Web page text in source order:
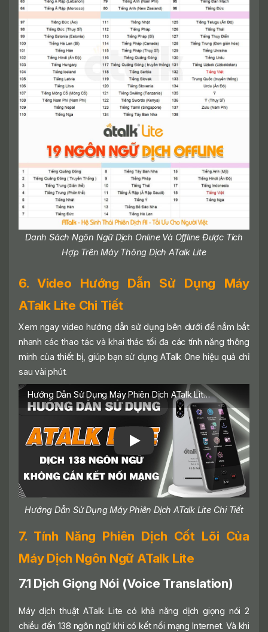
Danh Sách Ngôn Ngữ Dịch Online Và Offline Được Tích
Hợp Trên Máy Thông Dịch ATalk Lite
6. Video Hướng Dẫn Sử Dụng Máy
ATalk Lite Chi Tiết
Xem ngay video hướng dẫn sử dụng bên dưới để nắm bắt
nhanh các thao tác và khai thác tối đa các tính năng thông
minh của thiết bị, giúp bạn sử dụng ATalk One hiệu quả chỉ
sau vài phút.
Hướng Dẫn Sử Dụng Máy Phiên Dịch ATalk Lite Chi Tiết
Hướng Dẫn Sử Dụng Máy Phiên Dịch ATalk Lite Chi Tiết
7. Tính Năng Phiên Dịch Cốt Lõi Của
Máy Dịch Ngôn Ngữ ATalk Lite
7.1 Dịch Giọng Nói (Voice Translation)
Máy dịch thuật ATalk Lite có khả năng dịch giọng nói 2
chiều đến 138 ngôn ngữ khi có kết nối mạng Internet. Và khi